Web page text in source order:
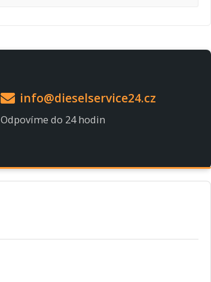
info@dieselservice24.cz
Odpovíme do 24 hodin